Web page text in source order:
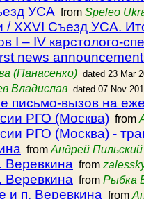
УСА from Speleo
/ XXVI Съезд УСА.
I – IV карстолого-
news
(Панасенко) dated 23 Mar
Владислав dated 07 Nov
письмо-вызов на
РГО (Москва) from
РГО (Москва) -
from Андрей Пильский
from
from Рыбка
и п. Веревкина from